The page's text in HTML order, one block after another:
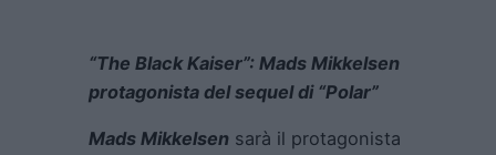
“The Black Kaiser”: Mads Mikkelsen
protagonista del sequel di “Polar”
Mads Mikkelsen sarà il protagonista